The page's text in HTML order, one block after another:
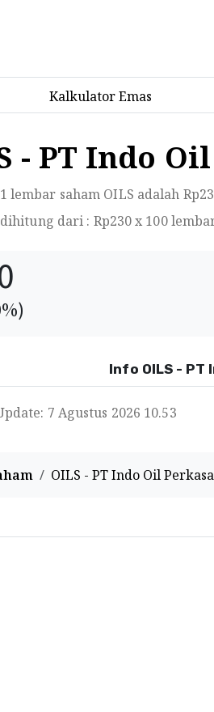
Kalkulator Emas
- PT Indo
lembar saham OILS adalah Rp
dari : Rp230x 100
%)
Info OILS - PT
7 Agustus 2026 10.53
OILS - PT Indo Oil